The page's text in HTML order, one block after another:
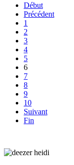
Début
Précédent
1
2
3
4
5
6
7
8
9
10
Suivant
Fin